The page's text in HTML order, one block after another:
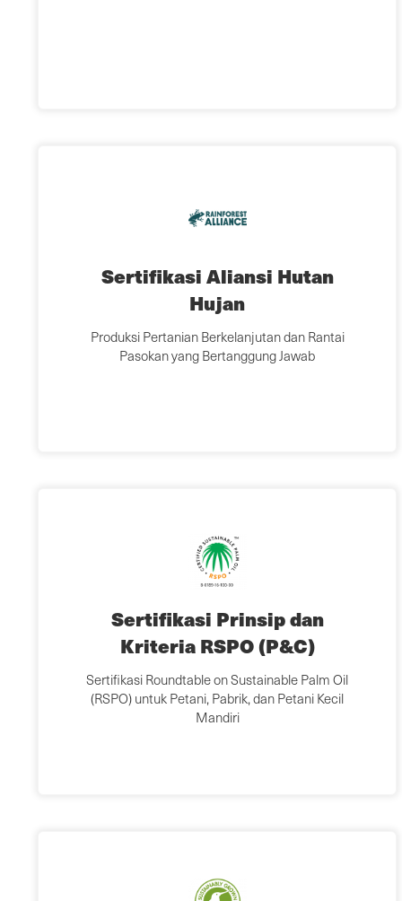
Sertifikasi Aliansi Hutan
Hujan
Produksi Pertanian Berkelanjutan dan Rantai
Pasokan yang Bertanggung Jawab
Sertifikasi Prinsip dan
Kriteria RSPO (P&C)
Sertifikasi Roundtable on Sustainable Palm Oil
(RSPO) untuk Petani, Pabrik, dan Petani Kecil
Mandiri